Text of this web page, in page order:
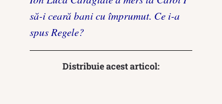
să-i ceară bani cu împrumut. Ce i-a
spus Regele?
Distribuie acest articol: